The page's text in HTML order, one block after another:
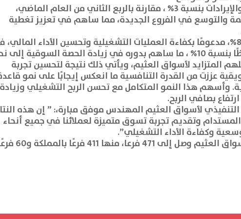
وسجلت الشركة نموًا في المبيعات والإيرادات بنسبة 3% ، مقارنة بالربع الثاني من العام الماضي،
والتوسع في الفروع الجديدة، مما ساهم في تعزيز تغطية
كما ارتفع الربح التشغيلي بنسبة 8.8%، مدعومًا بكفاءة العمليات التشغيلية وتحسين الأداء
حين شهد عدد العملاء ارتفاعًا ملحوظًا بنسبة 10% ، ما ساهم بدوره في زيادة الحصة السوقية
المتزايد لأسواق العثيم، ويأتي ذلك نتيجة لتحسين تجربة
عززت من القدرة التنافسية ما انعكس إيجابًا على نمو
وأسهم هذا النمو المتكامل مع تحسن الربح التشغيلي وزيادة
بصافي الربح.
لأسواق العثيم المهندس موفق مبارة،: ” إن هذه
وتقديم تجربة تسوق متميزة لعملائنا في جميع أنحاء
وكفاءة الأداء التشغيلي”.
الجدير بالذكر، بأن عدد فروع شركة أسواق العثيم وصل إلى 471 فرعا، منها